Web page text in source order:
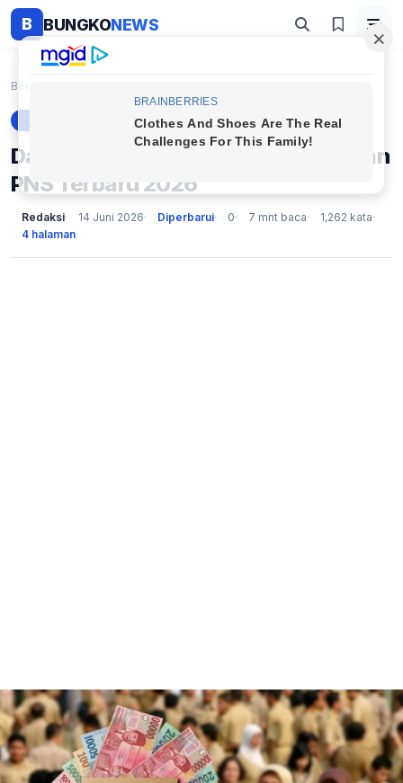
B BUNGKONEWS
Beranda
Daftar Gaji dan Tunjangan Pensiunan
PNS Terbaru 2026
Redaksi 14 Juni 2026 Diperbarui 0 7 mnt baca
1,262 kata
4 halaman